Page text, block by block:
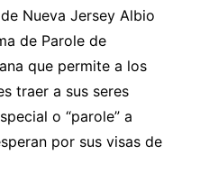
Nueva Jersey Albio
de Parole de
que permite a los
traer a sus seres
o “parole” a
por sus visas de